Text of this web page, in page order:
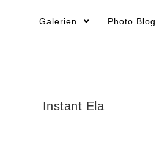
Galerien Photo Blog
Instant Ela